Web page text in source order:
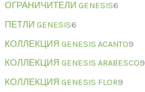
ОГРАНИЧИТЕЛИ GENESIS6
ПЕТЛИ GENESIS6
КОЛЛЕКЦИЯ GENESIS ACANTO9
КОЛЛЕКЦИЯ GENESIS ARABESCO9
КОЛЛЕКЦИЯ GENESIS FLOR9